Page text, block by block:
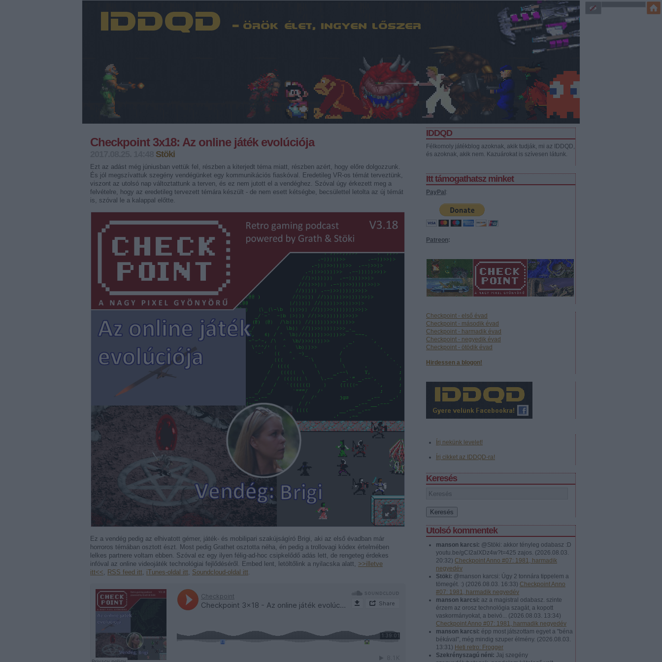
IDDQD
Félkomoly játékblog azoknak, akik tudják, mi az IDDQD,
és azoknak, akik nem. Kazuárokat is szívesen látunk.
Itt támogathatsz minket
PayPal :
Patreon:
Checkpoint - első évad
Checkpoint - második évad
Checkpoint - harmadik évad
Checkpoint - negyedik évad
Checkpoint - ötödik évad
Hirdessen a blogon!
Írj nekünk levelet!
Írj cikket az IDDQD-ra!
Keresés
Utolsó kommentek
manson karcsi: @Stöki: akkor tényleg odabasz :D
youtu.be/gCI2alXDz4w?t=425 zajos. (2026.08.03.
20:32) Checkpoint Anno #07: 1981, harmadik
negyedév
Stöki: @manson karcsi: Úgy 2 tonnára tippelem a
tömegét. :) (2026.08.03. 16:33) Checkpoint Anno
#07: 1981, harmadik negyedév
manson karcsi: az a magistral odabasz. szinte
érzem az orosz technológia szagát, a kopott
vaskormányokat, a beivó... (2026.08.03. 13:34)
Checkpoint Anno #07: 1981, harmadik negyedév
manson karcsi: épp most játszottam egyet a "béna
békával", még mindig szuper élmény. (2026.08.03.
13:31) Heti retro: Frogger
Szekrényszagú néni: Jaj szegény
Checkpoint 3x18: Az online játék evolúciója
Stöki
Ezt az adást még júniusban vettük fel, részben a kiterjedt téma miatt, részben azért, hogy előre dolgozzunk.
És jól megszívattuk szegény vendégünket egy kommunikációs fiaskóval. Eredetileg VR-os témát terveztünk,
viszont az utolsó nap változtattunk a terven, és ez nem jutott el a vendéghez. Szóval úgy érkezett meg a
felvételre, hogy az eredetileg tervezett témára készült - de nem esett kétségbe, becsülettel letolta az új témát
is, szóval le a kalappal előtte.
Ez a vendég pedig az elhivatott gémer, játék- és mobilipari szakújságíró Brigi, aki az első évadban már
horroros témában osztott észt. Most pedig Grathet osztotta néha, én pedig a trollovagi kódex értelmében
lelkes partnere voltam ebben. Szóval ez egy ilyen félig-ad-hoc csipkelődő adás lett, de rengeteg érdekes
infóval az online videojáték technológiai fejlődéséről. Embed lent, letöltőlink a nyilacska alatt, >>illetve
itt<<, RSS feed itt, iTunes-oldal itt, Soundcloud-oldal itt.